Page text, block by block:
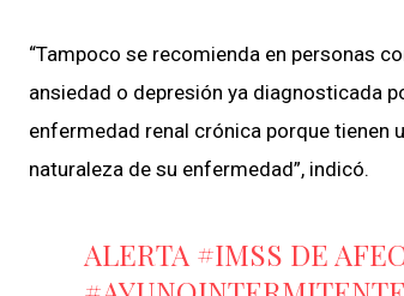
“Tampoco se recomienda en personas
ansiedad o depresión ya diagnosticada
enfermedad renal crónica porque tienen
naturaleza de su enfermedad”, indicó.
ALERTA #IMSS DE